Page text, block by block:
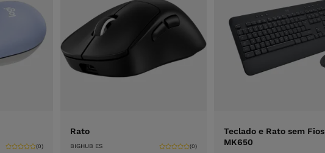
(0)
Rato
BIGHUB ES (0)
Teclado e Rato sem Fios
MK650